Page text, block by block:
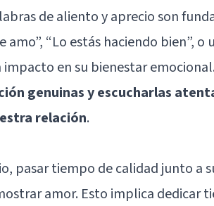
de aliento y aprecio son
“Lo estás haciendo bien”, o
en su bienestar
genuinas y escucharlas
relación.
pasar tiempo de calidad junto a
amor. Esto implica dedicar